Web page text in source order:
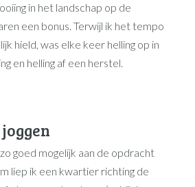
in het landschap op de
een bonus. Terwijl ik het tempo
hield, was elke keer helling op in
en helling af een herstel.
joggen
goed mogelijk aan de opdracht
liep ik een kwartier richting de